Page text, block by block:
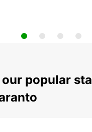
popular